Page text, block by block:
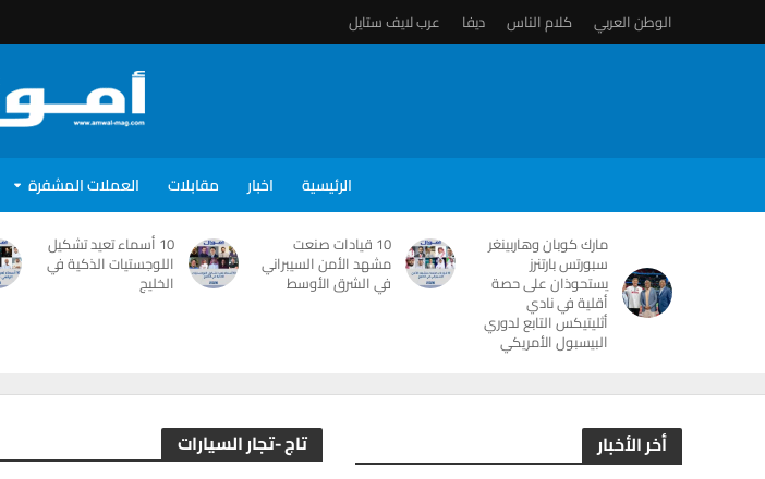
الوطن العربي كلام الناس ديفا عرب لايف ستايل
الرئيسية اخبار مقابلات العملات المشفرة
مارك كوبان وهاربينغر
سبورتس بارتنرز
يستحوذان على حصة
أقلية في نادي
أثليتيكس التابع لدوري
البيسبول الأمريكي
10 قيادات صنعت
مشهد الأمن السيبراني
في الشرق الأوسط
10 أسماء تعيد تشكيل
اللوجستيات الذكية في
الخليج
تاج -تجار السيارات أخر الأخبار